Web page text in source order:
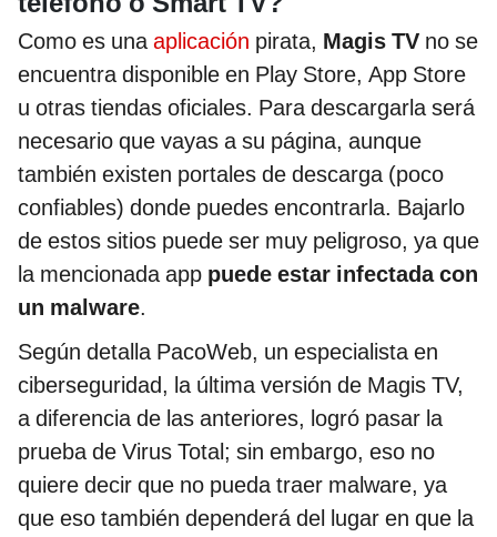
Como es unaaplicación pirata, Magis TV no se
encuentra disponible en Play Store, App Store
u otras tiendas oficiales. Para descargarla será
necesario que vayas a su página, aunque
también existen portales de descarga (poco
confiables) donde puedes encontrarla. Bajarlo
de estos sitios puede ser muy peligroso, ya que
la mencionada app puede estar infectada con
un malware.
Según detalla PacoWeb, un especialista en
ciberseguridad, la última versión de Magis TV,
a diferencia de las anteriores, logró pasar la
prueba de Virus Total; sin embargo, eso no
quiere decir que no pueda traer malware, ya
que eso también dependerá del lugar en que la